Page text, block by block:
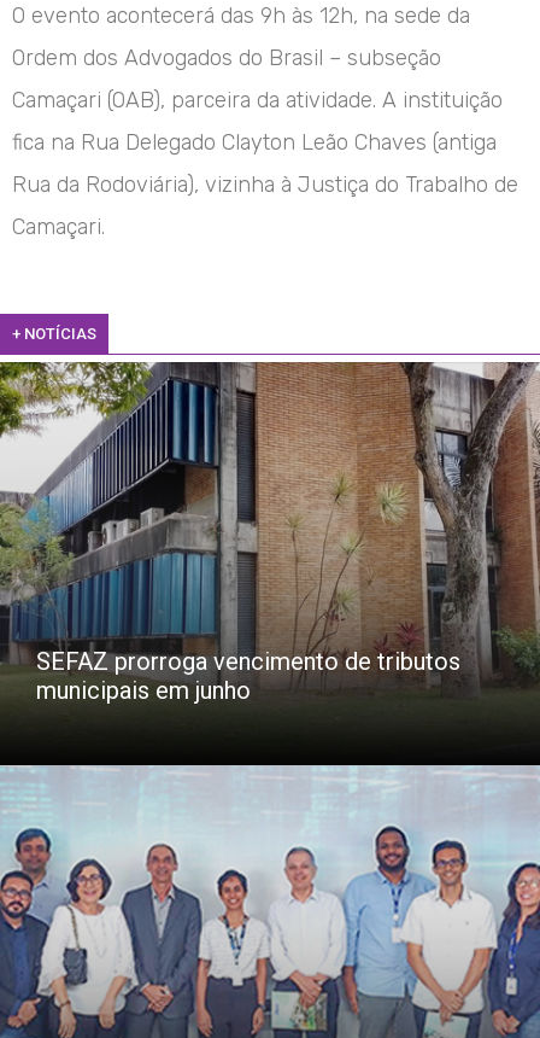
O evento acontecerá das 9h às 12h, na sede da
Ordem dos Advogados do Brasil – subseção
Camaçari (OAB), parceira da atividade. A instituição
fica na Rua Delegado Clayton Leão Chaves (antiga
Rua da Rodoviária), vizinha à Justiça do Trabalho de
Camaçari.
+ NOTÍCIAS
SEFAZ prorroga vencimento de tributos
municipais em junho